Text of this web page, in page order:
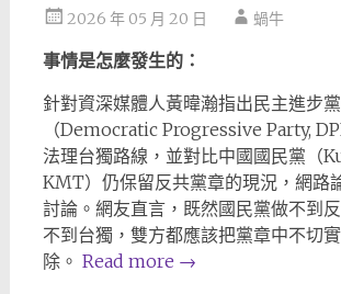
2026 年 05 月 20 日 蝸牛
事情是怎麼發生的：
針對資深媒體人黃暐瀚指出民主進步黨
（Democratic Progressive Party,
法理台獨路線，並對比中國國民黨（
KMT）仍保留反共黨章的現況，網路
討論。網友直言，既然國民黨做不到
不到台獨，雙方都應該把黨章中不切
除。 Read more →